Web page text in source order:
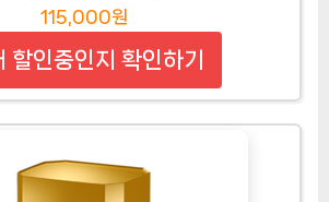
115,000원
할인중인지 확인하기